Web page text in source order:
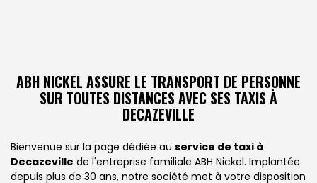
ABH NICKEL ASSURE LE TRANSPORT DE PERSONNE
SUR TOUTES DISTANCES AVEC SES TAXIS À
DECAZEVILLE
Bienvenue sur la page dédiée au service de taxi à
Decazeville de l'entreprise familiale ABH Nickel. Implantée
depuis plus de 30 ans, notre société met à votre disposition